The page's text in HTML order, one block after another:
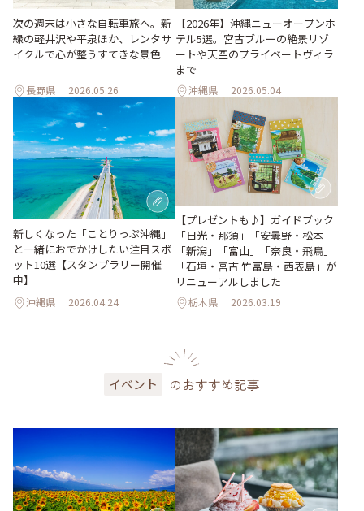
次の週末は小さな自転車旅へ。新
緑の軽井沢や平泉ほか、レンタサ
イクルで心が整うすてきな景色
長野県 2026.05.26
【2026年】沖縄ニューオープンホ
テル5選。宮古ブルーの絶景リゾ
ートや天空のプライベートヴィラ
まで
沖縄県 2026.05.04
新しくなった「ことりっぷ沖縄」
と一緒におでかけしたい注目スポ
ット10選【スタンプラリー開催
中】
沖縄県 2026.04.24
【プレゼントも♪】ガイドブック
「日光・那須」「安曇野・松本」
「新潟」「富山」「奈良・飛鳥」
「石垣・宮古 竹富島・西表島」が
リニューアルしました
栃木県 2026.03.19
イベント のおすすめ記事